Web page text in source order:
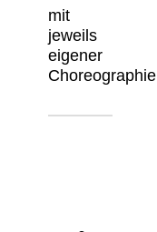
mit
jeweils
eigener
Choreographie